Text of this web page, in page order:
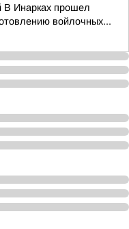
В Инарках прошел
войлочных...